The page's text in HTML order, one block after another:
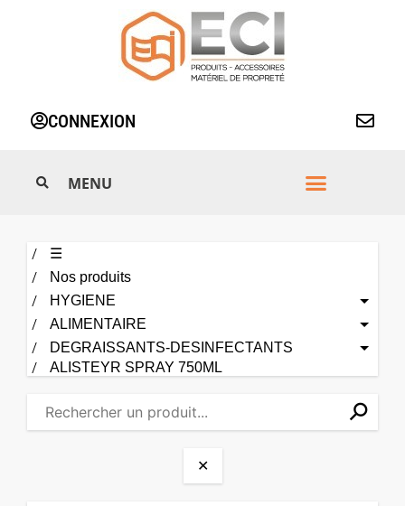
CONNEXION
☰
Nos produits
HYGIENE
ALIMENTAIRE
DEGRAISSANTS-DESINFECTANTS
ALISTEYR SPRAY 750ML
✕⚲
✕